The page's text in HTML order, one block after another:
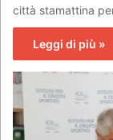
città stamattina
Leggi di più »